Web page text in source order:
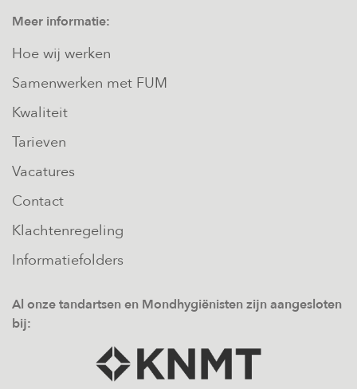
Meer informatie:
Hoe wij werken
Samenwerken met FUM
Kwaliteit
Tarieven
Vacatures
Contact
Klachtenregeling
Informatiefolders
Al onze tandartsen en Mondhygiënisten zijn aangesloten
bij: